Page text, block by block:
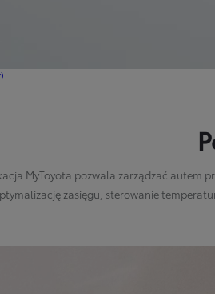
MyToyota pozwala zarządzać autem
zasięgu, sterowanie